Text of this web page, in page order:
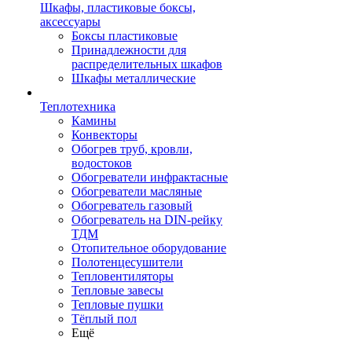
Шкафы, пластиковые боксы,
аксессуары
Боксы пластиковые
Принадлежности для
распределительных шкафов
Шкафы металлические
Теплотехника
Камины
Конвекторы
Обогрев труб, кровли,
водостоков
Обогреватели инфрактасные
Обогреватели масляные
Обогреватель газовый
Обогреватель на DIN-рейку
ТДМ
Отопительное оборудование
Полотенцесушители
Тепловентиляторы
Тепловые завесы
Тепловые пушки
Тёплый пол
Ещё